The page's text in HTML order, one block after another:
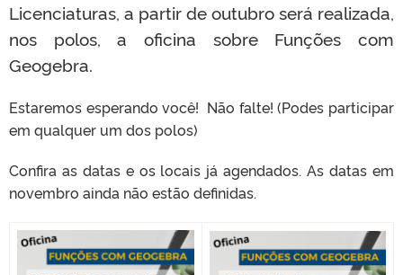
Licenciaturas, a partir de outubro será realizada,
nos polos, a oficina sobre Funções com
Geogebra.
Estaremos esperando você! Não falte! (Podes participar
em qualquer um dos polos)
Confira as datas e os locais já agendados. As datas em
novembro ainda não estão definidas.